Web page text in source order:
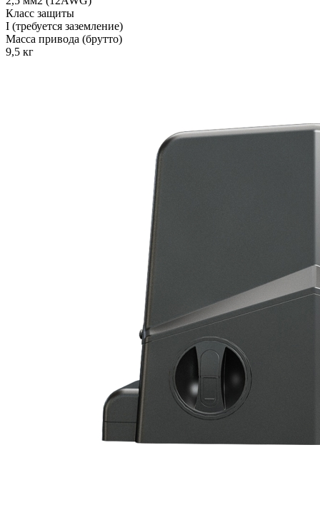
Класс защиты
I (требуется заземление)
Масса привода (брутто)
9,5 кг